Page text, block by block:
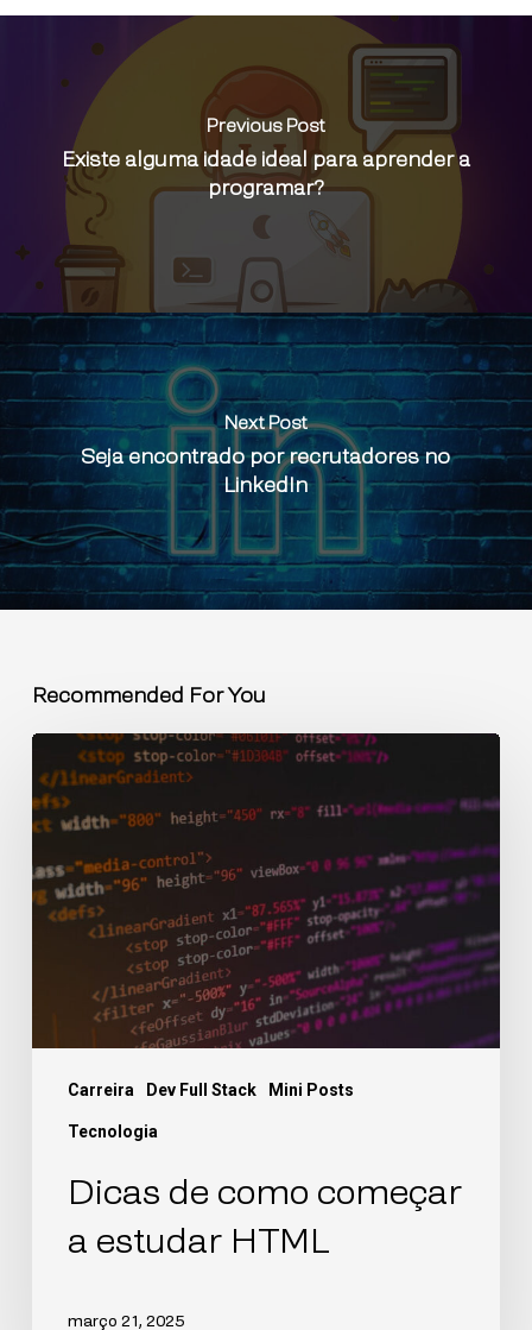
Previous Post
Existe alguma idade ideal para aprender a
programar?
Next Post
Seja encontrado por recrutadores no
LinkedIn
Recommended For You
Carreira Dev Full Stack Mini Posts
Tecnologia
Dicas de como começar
a estudar HTML
março 21, 2025